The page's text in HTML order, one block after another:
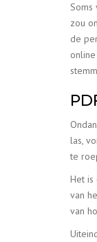
Soms
zou
de
las,
te
Het is
van
van